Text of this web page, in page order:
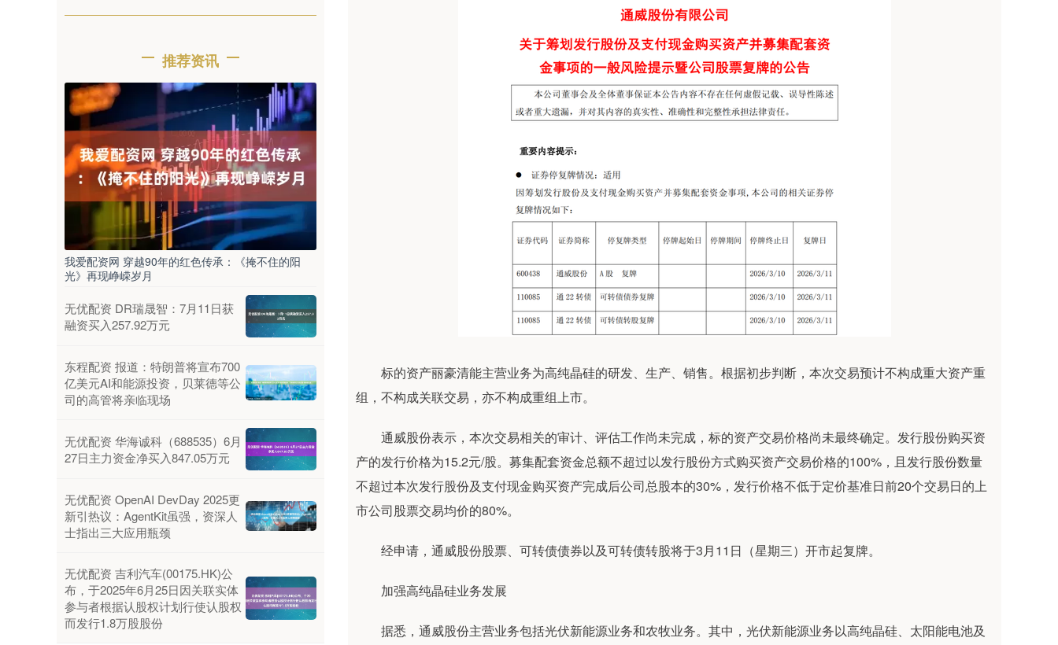
标的资产丽豪清能主营业务为高纯晶硅的研发、生产、销售。根据初步判断，本次交易预计不构成重大资产重
组，不构成关联交易，亦不构成重组上市。
通威股份表示，本次交易相关的审计、评估工作尚未完成，标的资产交易价格尚未最终确定。发行股份购买资
产的发行价格为15.2元/股。募集配套资金总额不超过以发行股份方式购买资产交易价格的100%，且发行股份数量
不超过本次发行股份及支付现金购买资产完成后公司总股本的30%，发行价格不低于定价基准日前20个交易日的上
市公司股票交易均价的80%。
经申请，通威股份股票、可转债债券以及可转债转股将于3月11日（星期三）开市起复牌。
加强高纯晶硅业务发展
据悉，通威股份主营业务包括光伏新能源业务和农牧业务。其中，光伏新能源业务以高纯晶硅、太阳能电池及
推荐资讯
我爱配资网 穿越90年的红色传承：《掩不住的阳
光》再现峥嵘岁月
无优配资 DR瑞晟智：7月11日获
融资买入257.92万元
东程配资 报道：特朗普将宣布700
亿美元AI和能源投资，贝莱德等公
司的高管将亲临现场
无优配资 华海诚科（688535）6月
27日主力资金净买入847.05万元
无优配资 OpenAI DevDay 2025更
新引热议：AgentKit虽强，资深人
士指出三大应用瓶颈
无优配资 吉利汽车(00175.HK)公
布，于2025年6月25日因关联实体
参与者根据认股权计划行使认股权
而发行1.8万股股份